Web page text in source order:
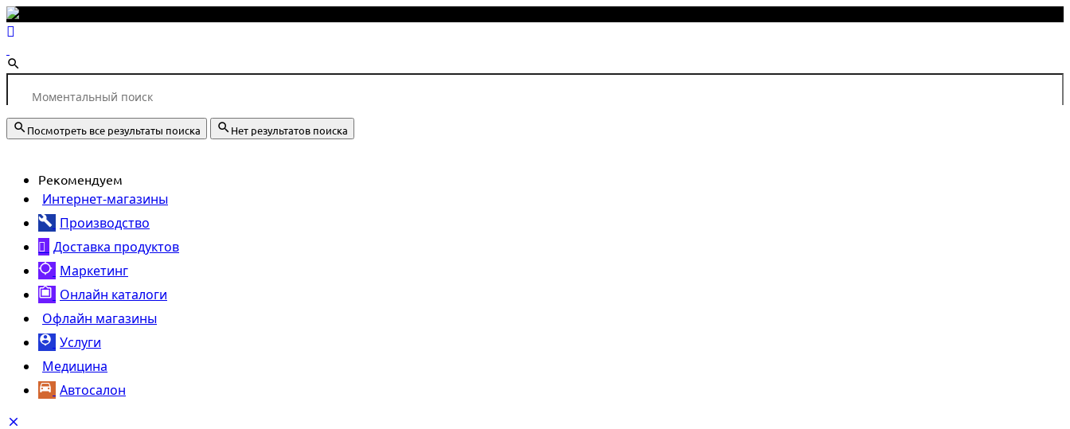
Посмотреть все результаты поиска Нет результатов поиска
Рекомендуем
Интернет-магазины
Производство
Доставка продуктов
Маркетинг
Онлайн каталоги
Офлайн магазины
Услуги
Медицина
Автосалон